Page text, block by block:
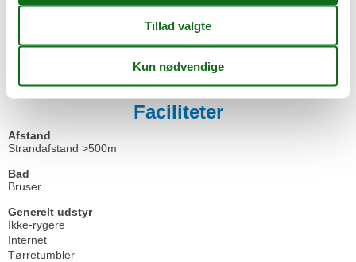
Stellplatz. Hinzu kommt in jedem Fall die Kurtaxe. Das
Wäschepaket beinhaltet die Bettbezüge, ein Duschhandtuch, eine
Duschvorlage, zwei Handtücher und ein Geschirrhandtuch. In der
Abreisetagen von Freitag - Sonntag buchbar.
Faciliteter
Afstand
Strandafstand >500m
Bad
Bruser
Generelt udstyr
Ikke-rygere
Internet
Tørretumbler